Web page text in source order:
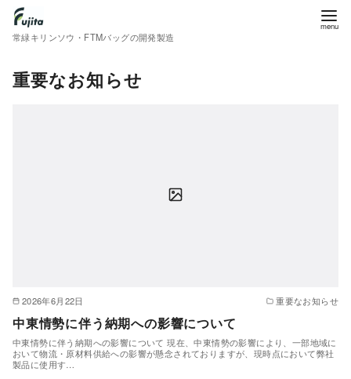
常緑キリンソウ・FTMバッグの開発製造
重要なお知らせ
2026年6月22日 重要なお知らせ
中東情勢に伴う納期への影響について
中東情勢に伴う納期への影響について 現在、中東情勢の影響により、一部地域に
おいて物流・原材料供給への影響が懸念されておりますが、現時点において弊社
製品に使用す…